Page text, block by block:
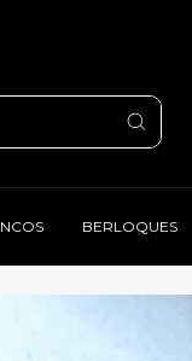
BERLOQUES